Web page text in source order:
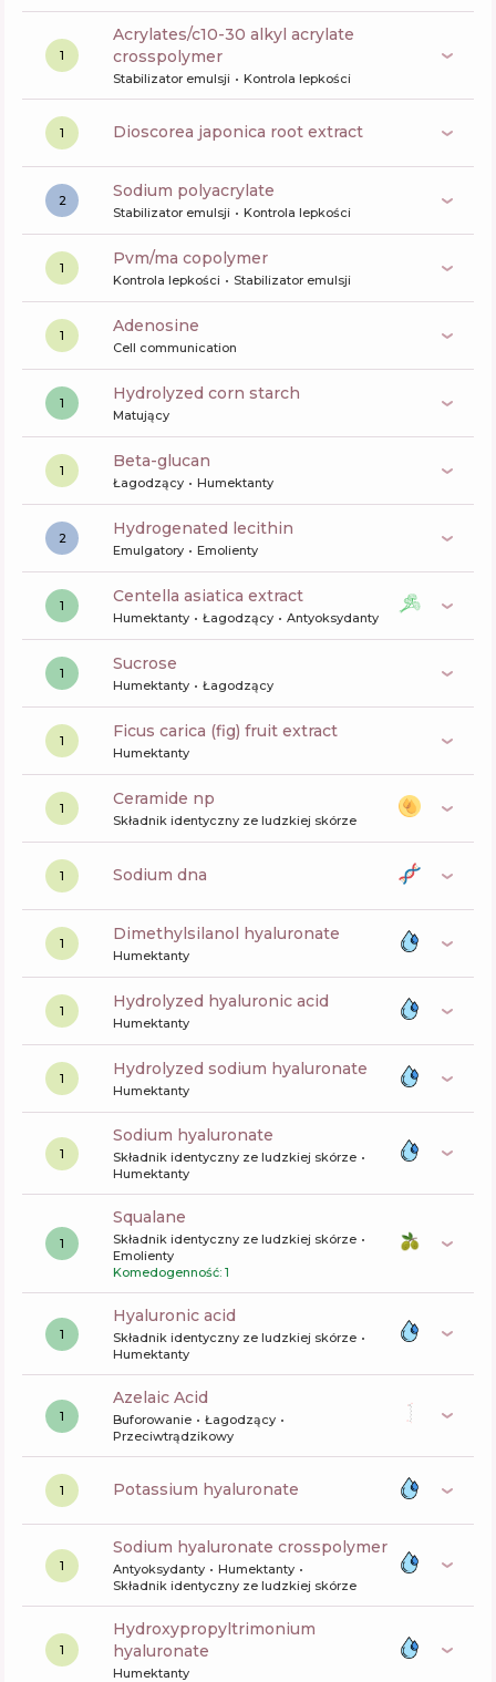
1
acrylates/c10-30 alkyl acrylate
crosspolymer
Stabilizator emulsji Kontrola lepkości
1 dioscorea japonica root extract
2 sodium polyacrylate
Stabilizator emulsji Kontrola lepkości
1 pvm/ma copolymer
Kontrola lepkości Stabilizator emulsji
1 Adenosine
Cell communication
1 hydrolyzed corn starch
Matujący
1 beta-glucan
Łagodzący Humektanty
2 hydrogenated lecithin
Emulgatory Emolienty
1 centella asiatica extract
Humektanty Łagodzący Antyoksydanty
1 sucrose
Humektanty Łagodzący
1 ficus carica (fig) fruit extract
Humektanty
1 ceramide np
Składnik identyczny ze ludzkiej skórze
1 sodium dna
1 dimethylsilanol hyaluronate
Humektanty
1 hydrolyzed hyaluronic acid
Humektanty
1 hydrolyzed sodium hyaluronate
Humektanty
1
sodium hyaluronate
Składnik identyczny ze ludzkiej skórze
Humektanty
1
squalane
Składnik identyczny ze ludzkiej skórze
Emolienty
Komedogenność: 1
1
hyaluronic acid
Składnik identyczny ze ludzkiej skórze
Humektanty
1
Azelaic Acid
Buforowanie
Łagodzący
Przeciwtrądzikowy
1 potassium hyaluronate
1
sodium hyaluronate crosspolymer
Antyoksydanty
Humektanty
Składnik identyczny ze ludzkiej skórze
1
hydroxypropyltrimonium
hyaluronate
Humektanty